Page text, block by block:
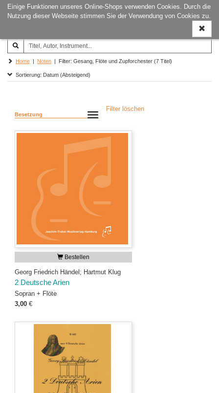
Einige Funktionen unseres Online-Shops verwenden Cookies. Durch die
Nutzung dieser Webseite stimmen Sie der Verwendung von Cookies zu.
ein-/
Joachim‐Trekel‐Musikverlag,
Hamburg
Home | Noten | Filter: Gesang, Flöte und Zupforchester (7 Titel)
Sortierung: Datum (Absteigend)
Besetzung
Filter löschen
Bestellen
Georg Friedrich Händel; Hartmut Klug
2 Deutsche Arien
Sopran + Flöte
3,00 €